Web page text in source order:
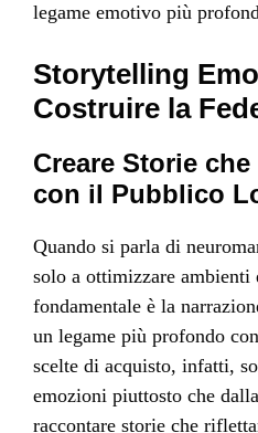
legame emotivo più
Storytelling
Costruire la
Creare Storie
con il Pubblico
Quando si parla di
solo a ottimizzare ambienti
fondamentale è la
un legame più profondo
scelte di acquisto, infatti,
emozioni piuttosto che
raccontare storie che